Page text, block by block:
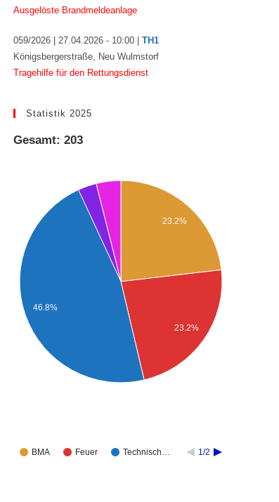
Ausgelöste Brandmeldeanlage
059/2026 | 27.04.2026 - 10:00 | TH1
Königsbergerstraße, Neu Wulmstorf
Tragehilfe für den Rettungsdienst
Statistik 2025
Gesamt: 203
BMA Feuer Technisch… 1/2
23.2%
23.2%
46.8%